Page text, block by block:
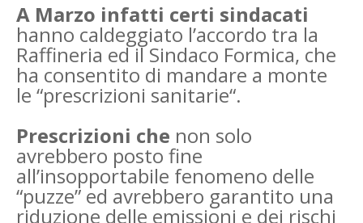
A Marzo infatti certi sindacati
hanno caldeggiato l’accordo tra la
Raffineria ed il Sindaco Formica, che
ha consentito di mandare a monte
le “prescrizioni sanitarie“.
Prescrizioni che non solo
avrebbero posto fine
all’insopportabile fenomeno delle
“puzze” ed avrebbero garantito una
riduzione delle emissioni e dei rischi